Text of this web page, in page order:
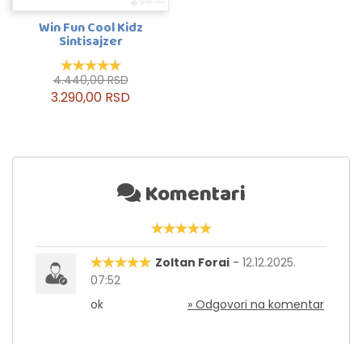
Win Fun Cool Kidz
Sintisajzer
4.440,00 RSD
3.290,00 RSD
Komentari
Zoltan Forai - 12.12.2025.
07:52
ok
» Odgovori na komentar